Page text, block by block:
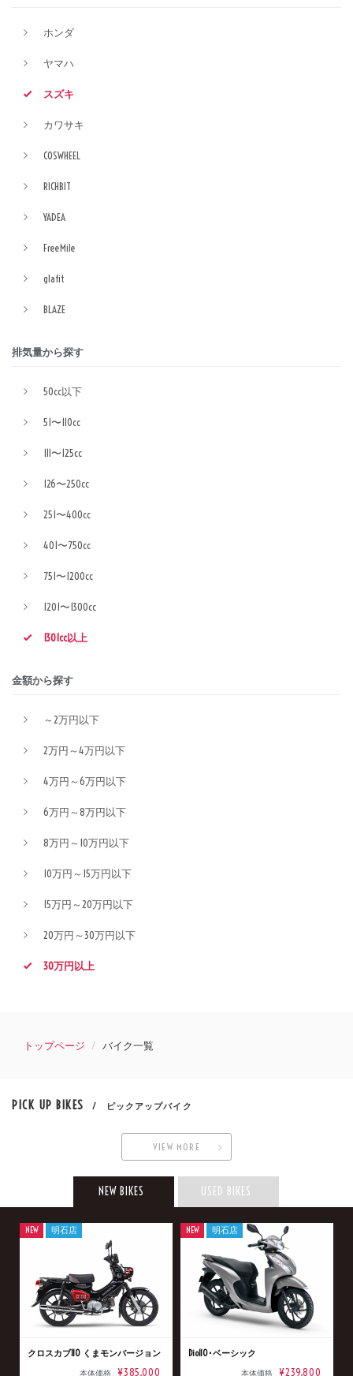
ホンダ
ヤマハ
スズキ
カワサキ
COSWHEEL
RICHBIT
YADEA
FreeMile
glafit
BLAZE
排気量から探す
50cc以下
51〜110cc
111〜125cc
126〜250cc
251〜400cc
401〜750cc
751〜1200cc
1201〜1300cc
1301cc以上
金額から探す
～2万円以下
2万円～4万円以下
4万円～6万円以下
6万円～8万円以下
8万円～10万円以下
10万円～15万円以下
15万円～20万円以下
20万円～30万円以下
30万円以上
トップページ バイク一覧
PICK UP BIKES / ピックアップバイク
VIEW MORE
NEW BIKES USED BIKES
クロスカブ110 くまモンバージョン
本体価格 ¥385,000
NEW 明石店
Dio110･ベーシック
本体価格 ¥239,800
NEW 明石店